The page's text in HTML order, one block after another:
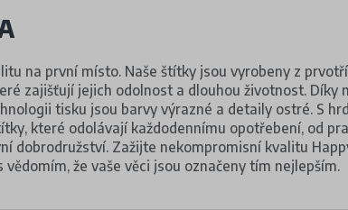
na první místo. Naše štítky jsou vyrobeny z
zajišťují jejich odolnost a dlouhou životnost. Díky
tisku jsou barvy výrazné a detaily ostré. S
které odolávají každodennímu opotřebení, od
dobrodružství. Zažijte nekompromisní kvalitu
vědomím, že vaše věci jsou označeny tím nejlepším.